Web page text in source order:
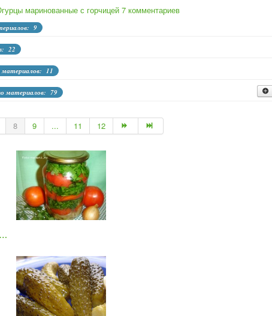
маринованные с горчицей 7 комментариев
9
22
материалов: 11
материалов: 79
материалов: 19
во материалов: 12
перца, тыквы
8 9 ... 11 12
…